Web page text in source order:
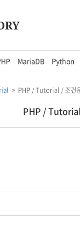
MariaDB Python
> PHP / Tutorial / 조건
PHP /